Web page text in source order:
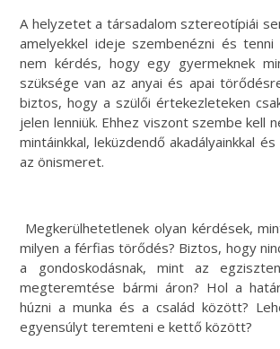
A helyzetet a társadalom sztereotípiái
amelyekkel ideje szembenézni és tenni
nem kérdés, hogy egy gyermeknek
szüksége van az anyai és apai
biztos, hogy a szülői értekezleteken
jelen lenniük. Ehhez viszont szembe kell
mintáinkkal, leküzdendő akadályainkkal
az önismeret.
Megkerülhetetlenek olyan kérdések,
milyen a férfias törődés? Biztos, hogy
a gondoskodásnak, mint az
megteremtése bármi áron? Hol a
húzni a munka és a család között?
egyensúlyt teremteni e kettő között?